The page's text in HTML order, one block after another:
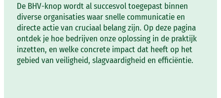
De BHV-knop wordt al succesvol toegepast binnen
diverse organisaties waar snelle communicatie en
directe actie van cruciaal belang zijn. Op deze pagina
ontdek je hoe bedrijven onze oplossing in de praktijk
inzetten, en welke concrete impact dat heeft op het
gebied van veiligheid, slagvaardigheid en efficiëntie.